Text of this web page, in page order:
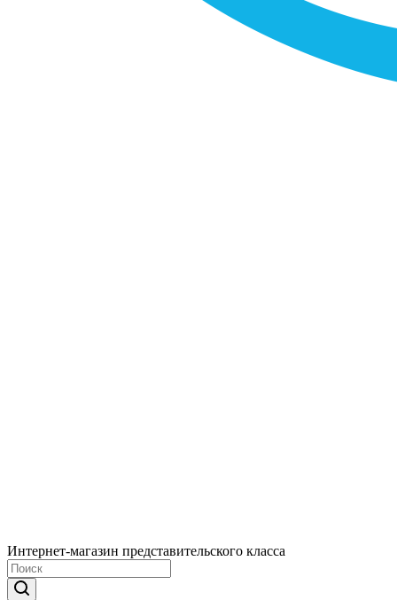
Интернет-магазин представительского класса